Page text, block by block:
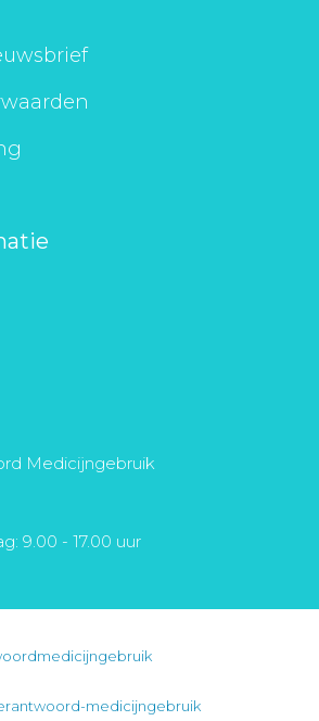
Medicijngebruik
9.00 - 17.00 uur
medicijngebruik